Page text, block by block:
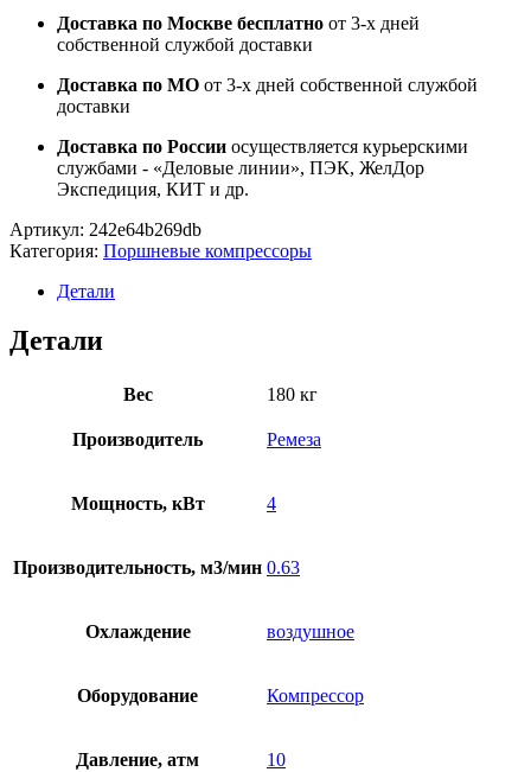
Доставка по Москве бесплатно от 3-х дней
собственной службой доставки
Доставка по МО от 3-х дней собственной службой
доставки
Доставка по России осуществляется курьерскими
службами - «Деловые линии», ПЭК, ЖелДор
Экспедиция, КИТ и др.
Артикул: 242e64b269db
Категория: Поршневые компрессоры
Детали
Детали
Вес 180 кг
Производитель Ремеза
Мощность, кВт 4
Производительность, м3/мин 0.63
Охлаждение воздушное
Оборудование Компрессор
Давление, атм 10